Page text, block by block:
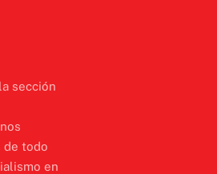
sección
de todo
en